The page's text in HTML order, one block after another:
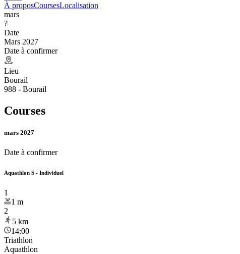
À proposCoursesLocalisation
mars
?
Date
Mars 2027
Date à confirmer
Lieu
Bourail
988 - Bourail
Courses
mars 2027
Date à confirmer
Aquathlon S - Individuel
1
1 m
2
5 km
14:00
Triathlon
Aquathlon